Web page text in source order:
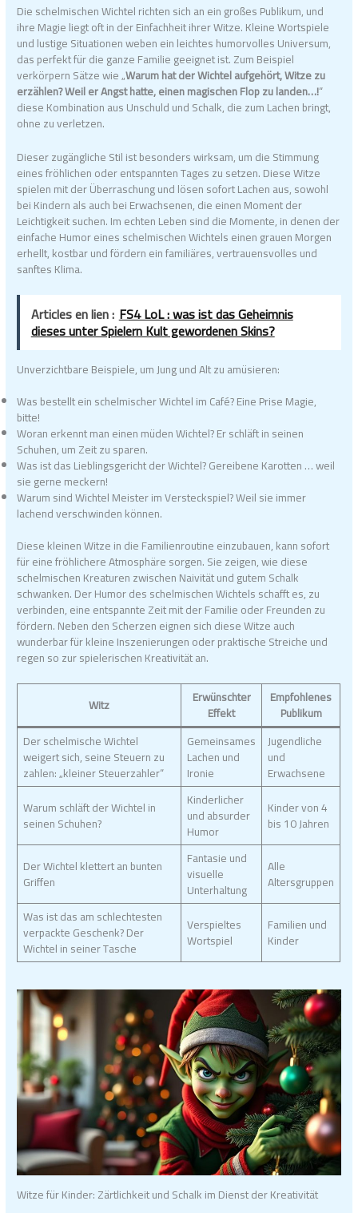
Die schelmischen Wichtel richten sich an ein großes Publikum, und
ihre Magie liegt oft in der Einfachheit ihrer Witze. Kleine Wortspiele
und lustige Situationen weben ein leichtes humorvolles Universum,
das perfekt für die ganze Familie geeignet ist. Zum Beispiel
verkörpern Sätze wie „Warum hat der Wichtel aufgehört, Witze zu
erzählen? Weil er Angst hatte, einen magischen Flop zu landen…!“
diese Kombination aus Unschuld und Schalk, die zum Lachen bringt,
ohne zu verletzen.
Dieser zugängliche Stil ist besonders wirksam, um die Stimmung
eines fröhlichen oder entspannten Tages zu setzen. Diese Witze
spielen mit der Überraschung und lösen sofort Lachen aus, sowohl
bei Kindern als auch bei Erwachsenen, die einen Moment der
Leichtigkeit suchen. Im echten Leben sind die Momente, in denen der
einfache Humor eines schelmischen Wichtels einen grauen Morgen
erhellt, kostbar und fördern ein familiäres, vertrauensvolles und
sanftes Klima.
Articles en lien : FS4 LoL : was ist das Geheimnis
dieses unter Spielern Kult gewordenen Skins?
Unverzichtbare Beispiele, um Jung und Alt zu amüsieren:
Was bestellt ein schelmischer Wichtel im Café? Eine Prise Magie,
bitte!
Woran erkennt man einen müden Wichtel? Er schläft in seinen
Schuhen, um Zeit zu sparen.
Was ist das Lieblingsgericht der Wichtel? Gereibene Karotten … weil
sie gerne meckern!
Warum sind Wichtel Meister im Versteckspiel? Weil sie immer
lachend verschwinden können.
Diese kleinen Witze in die Familienroutine einzubauen, kann sofort
für eine fröhlichere Atmosphäre sorgen. Sie zeigen, wie diese
schelmischen Kreaturen zwischen Naivität und gutem Schalk
schwanken. Der Humor des schelmischen Wichtels schafft es, zu
verbinden, eine entspannte Zeit mit der Familie oder Freunden zu
fördern. Neben den Scherzen eignen sich diese Witze auch
wunderbar für kleine Inszenierungen oder praktische Streiche und
regen so zur spielerischen Kreativität an.
Witz Erwünschter
Effekt
Empfohlenes
Publikum
Der schelmische Wichtel
weigert sich, seine Steuern zu
zahlen: „kleiner Steuerzahler“
Gemeinsames
Lachen und
Ironie
Jugendliche
und
Erwachsene
Warum schläft der Wichtel in
seinen Schuhen?
Kinderlicher
und absurder
Humor
Kinder von 4
bis 10 Jahren
Der Wichtel klettert an bunten
Griffen
Fantasie und
visuelle
Unterhaltung
Alle
Altersgruppen
Was ist das am schlechtesten
verpackte Geschenk? Der
Wichtel in seiner Tasche
Verspieltes
Wortspiel
Familien und
Kinder
Witze für Kinder: Zärtlichkeit und Schalk im Dienst der Kreativität